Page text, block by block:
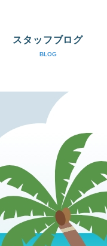
スタッフブログ
BLOG